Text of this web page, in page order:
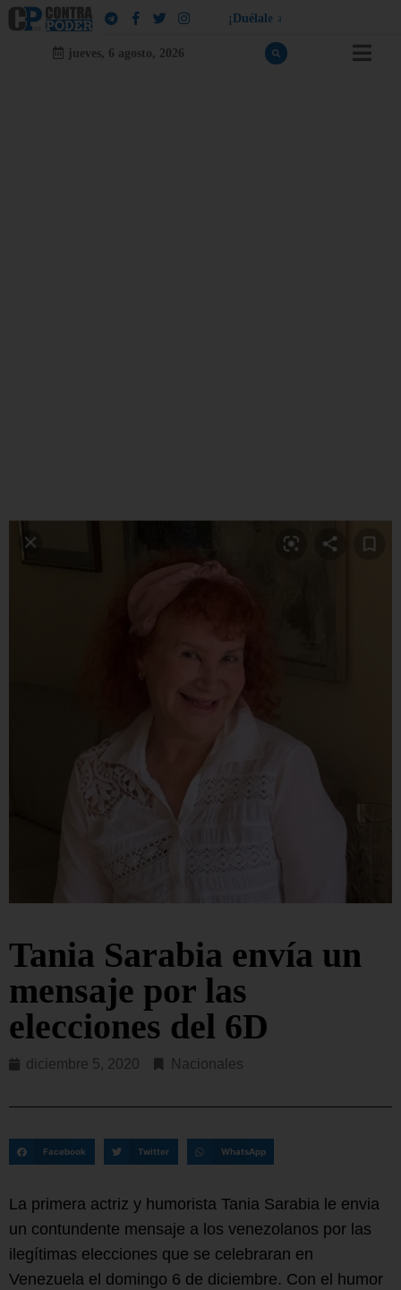
¡ Dué a e a
jueves, 6 agosto, 2026
Tania Sarabia envía un
mensaje por las
elecciones del 6D
diciembre 5, 2020 Nacionales
Facebook Twitter WhatsApp
La primera actriz y humorista Tania Sarabia le envia
un contundente mensaje a los venezolanos por las
ilegítimas elecciones que se celebraran en
Venezuela el domingo 6 de diciembre. Con el humor